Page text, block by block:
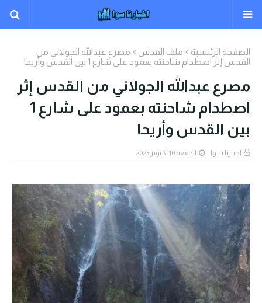
الصفحة الرئيسية ملف القدس
مصرع عبدالله الجولاني من
القدس إثر اصطدام شاحنته بعمود على شارع 1 بين القدس وأريحا
مصرع عبدالله الجولاني من القدس إثر
اصطدام شاحنته بعمود على شارع 1
بين القدس وأريحا
اخبارنا سوا الجمعة 10 أكتوبر 2025